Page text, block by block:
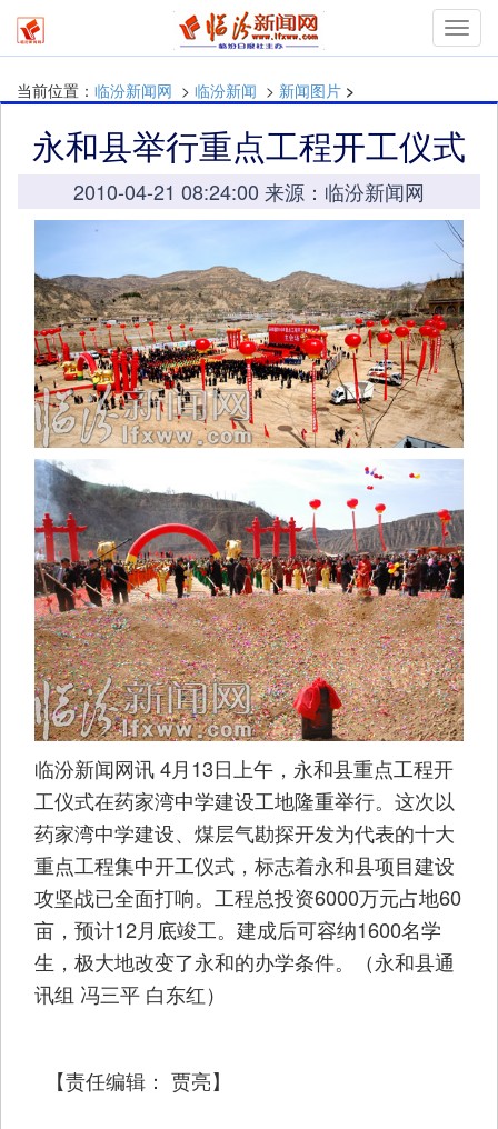
当前位置： 临汾新闻网 > 临汾新闻 > 新闻图片 >
永和县举行重点工程开工仪式
2010-04-21 08:24:00 来源：临汾新闻网
临汾新闻网讯 4月13日上午，永和县重点工程开
工仪式在药家湾中学建设工地隆重举行。这次以
药家湾中学建设、煤层气勘探开发为代表的十大
重点工程集中开工仪式，标志着永和县项目建设
攻坚战已全面打响。工程总投资6000万元占地60
亩，预计12月底竣工。建成后可容纳1600名学
生，极大地改变了永和的办学条件。（永和县通
讯组 冯三平 白东红）
【责任编辑： 贾亮】